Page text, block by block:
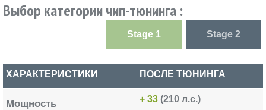
Выбор категории чип-тюнинга :
Stage 1 Stage 2
ХАРАКТЕРИСТИКИ ПОСЛЕ ТЮНИНГА
Мощность + 33 (210 л.с.)